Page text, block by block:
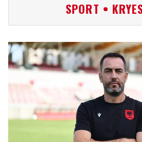
SPORT •